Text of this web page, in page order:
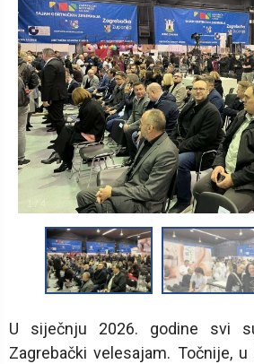
/ 4
U siječnju 2026. godine svi
Zagrebački velesajam. Točnije,